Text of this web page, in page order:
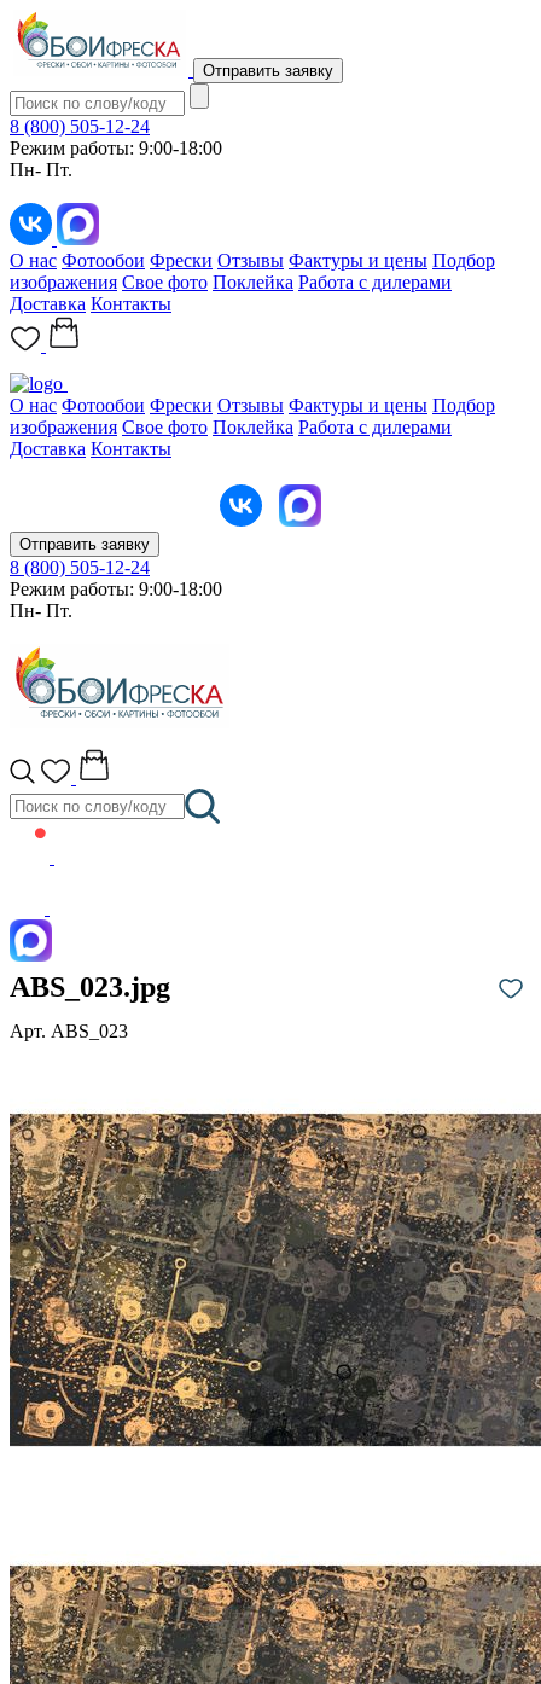
Отправить заявку
8 (800) 505-12-24
Режим работы: 9:00-18:00
Пн- Пт.
О нас Фотообои Фрески Отзывы Фактуры и цены Подбор
изображения Свое фото Поклейка Работа с дилерами
Доставка Контакты
О нас Фотообои Фрески Отзывы Фактуры и цены Подбор
изображения Свое фото Поклейка Работа с дилерами
Доставка Контакты
Отправить заявку
8 (800) 505-12-24
Режим работы: 9:00-18:00
Пн- Пт.
ABS_023.jpg
Арт. ABS_023